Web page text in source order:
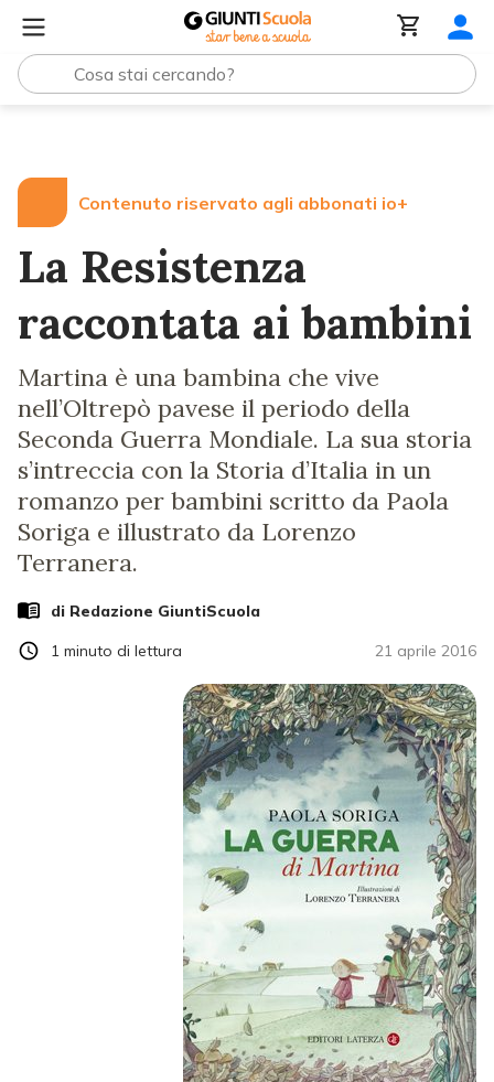
Contenuto riservato agli abbonati io+
La Resistenza
raccontata ai bambini
Martina è una bambina che vive
nell’Oltrepò pavese il periodo della
Seconda Guerra Mondiale. La sua storia
s’intreccia con la Storia d’Italia in un
romanzo per bambini scritto da Paola
Soriga e illustrato da Lorenzo
Terranera.
di Redazione GiuntiScuola
21 aprile 2016
1 minuto di lettura